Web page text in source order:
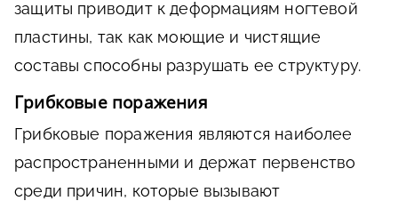
защиты приводит к деформациям ногтевой
пластины, так как моющие и чистящие
составы способны разрушать ее структуру.
Грибковые поражения
Грибковые поражения являются наиболее
распространенными и держат первенство
среди причин, которые вызывают